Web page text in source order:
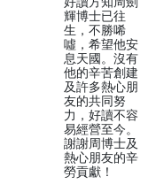
輝博士已往
生，不勝唏
噓，希望他安
息天國。沒有
他的辛苦創建
及許多熱心朋
友的共同努
力，好讀不容
易經營至今。
謝謝周博士及
熱心朋友的辛
勞貢獻！